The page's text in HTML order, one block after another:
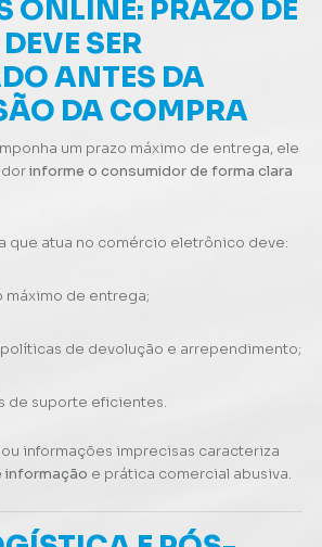
ONLINE: PRAZO DE
SER
ANTES DA
DA COMPRA
um prazo máximo de entrega, ele
informe o consumidor de forma clara
que atua no comércio eletrônico deve:
máximo de entrega;
de devolução e arrependimento;
de suporte eficientes.
informações imprecisas caracteriza
informação e prática comercial abusiva.